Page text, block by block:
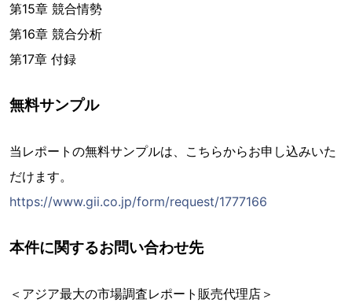
第15章 競合情勢
第16章 競合分析
第17章 付録
無料サンプル
当レポートの無料サンプルは、こちらからお申し込みいた
だけます。
https://www.gii.co.jp/form/request/1777166
本件に関するお問い合わせ先
＜アジア最大の市場調査レポート販売代理店＞